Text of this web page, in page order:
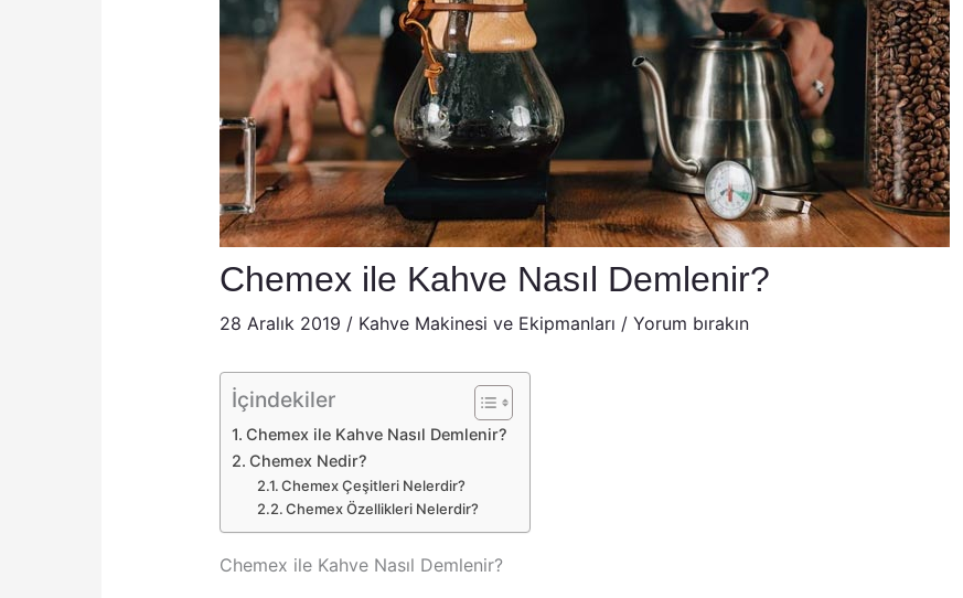
Chemex ile Kahve Nasıl Demlenir?
28 Aralık 2019 / Kahve Makinesi ve Ekipmanları / Yorum bırakın
İçindekiler
Chemex ile Kahve Nasıl Demlenir?
Chemex Nedir?
Chemex Çeşitleri Nelerdir?
Chemex Özellikleri Nelerdir?
Chemex ile Kahve Nasıl Demlenir?